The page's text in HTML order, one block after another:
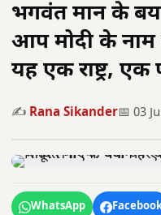
भगवंत मान के
आप मोदी के नाम
यह एक राष्ट्र, एक
✍️ Rana Sikander📅 03
WhatsApp